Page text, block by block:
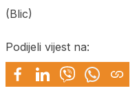
(Blic)
Podijeli vijest na: